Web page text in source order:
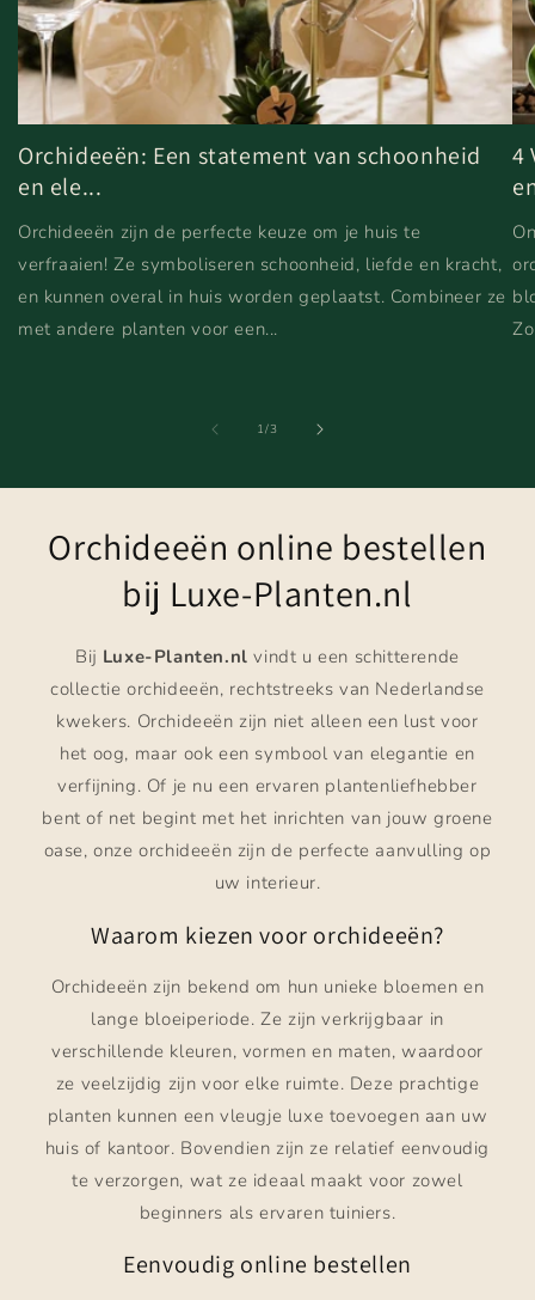
Orchideeën: Een statement van schoonheid
en ele...
Orchideeën zijn de perfecte keuze om je huis te
verfraaien! Ze symboliseren schoonheid, liefde en kracht,
en kunnen overal in huis worden geplaatst. Combineer ze
met andere planten voor een...
4
1/van
3
Orchideeën online bestellen
bij Luxe-Planten.nl
Bij Luxe-Planten.nl vindt u een schitterende
collectie orchideeën, rechtstreeks van Nederlandse
kwekers. Orchideeën zijn niet alleen een lust voor
het oog, maar ook een symbool van elegantie en
verfijning. Of je nu een ervaren plantenliefhebber
bent of net begint met het inrichten van jouw groene
oase, onze orchideeën zijn de perfecte aanvulling op
uw interieur.
Waarom kiezen voor orchideeën?
Orchideeën zijn bekend om hun unieke bloemen en
lange bloeiperiode. Ze zijn verkrijgbaar in
verschillende kleuren, vormen en maten, waardoor
ze veelzijdig zijn voor elke ruimte. Deze prachtige
planten kunnen een vleugje luxe toevoegen aan uw
huis of kantoor. Bovendien zijn ze relatief eenvoudig
te verzorgen, wat ze ideaal maakt voor zowel
beginners als ervaren tuiniers.
Eenvoudig online bestellen